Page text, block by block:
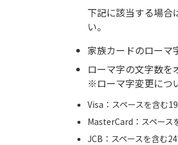
下記に該当する場合
い。
家族カードのローマ
ローマ字の文字数を
※ローマ字変更につ
Visa：スペースを含む
MasterCard：スペース
JCB：スペースを含む